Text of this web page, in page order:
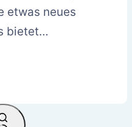
etwas neues
bietet…